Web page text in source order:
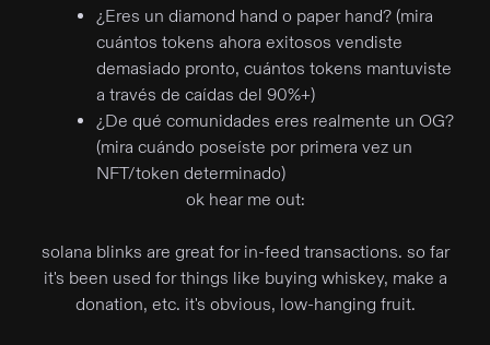
¿Eres un diamond hand o paper hand? (mira
cuántos tokens ahora exitosos vendiste
demasiado pronto, cuántos tokens mantuviste
a través de caídas del 90%+)
¿De qué comunidades eres realmente un OG?
(mira cuándo poseíste por primera vez un
NFT/token determinado)
ok hear me out:
solana blinks are great for in-feed transactions. so far
it's been used for things like buying whiskey, make a
donation, etc. it's obvious, low-hanging fruit.